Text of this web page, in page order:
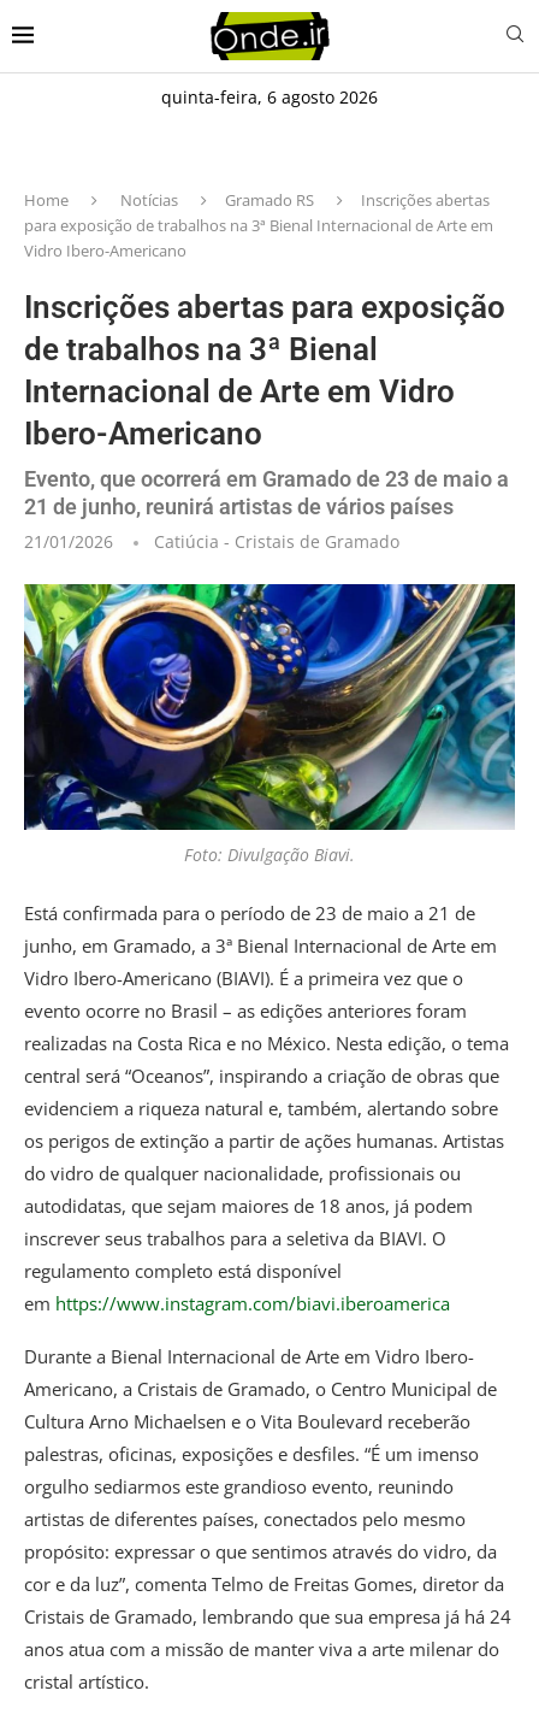
quinta-feira, 6 agosto 2026
Home Notícias Gramado RS
Inscrições abertas
para exposição de trabalhos na 3ª Bienal Internacional de Arte em
Vidro Ibero-Americano
Inscrições abertas para exposição
de trabalhos na 3ª Bienal
Internacional de Arte em Vidro
Ibero-Americano
Evento, que ocorrerá em Gramado de 23 de maio a
21 de junho, reunirá artistas de vários países
21/01/2026 Catiúcia - Cristais de Gramado
Foto: Divulgação Biavi.
Está confirmada para o período de 23 de maio a 21 de
junho, em Gramado, a 3ª Bienal Internacional de Arte em
Vidro Ibero-Americano (BIAVI). É a primeira vez que o
evento ocorre no Brasil – as edições anteriores foram
realizadas na Costa Rica e no México. Nesta edição, o tema
central será “Oceanos”, inspirando a criação de obras que
evidenciem a riqueza natural e, também, alertando sobre
os perigos de extinção a partir de ações humanas. Artistas
do vidro de qualquer nacionalidade, profissionais ou
autodidatas, que sejam maiores de 18 anos, já podem
inscrever seus trabalhos para a seletiva da BIAVI. O
regulamento completo está disponível
em https://www.instagram.com/biavi.iberoamerica
Durante a Bienal Internacional de Arte em Vidro Ibero-
Americano, a Cristais de Gramado, o Centro Municipal de
Cultura Arno Michaelsen e o Vita Boulevard receberão
palestras, oficinas, exposições e desfiles. “É um imenso
orgulho sediarmos este grandioso evento, reunindo
artistas de diferentes países, conectados pelo mesmo
propósito: expressar o que sentimos através do vidro, da
cor e da luz”, comenta Telmo de Freitas Gomes, diretor da
Cristais de Gramado, lembrando que sua empresa já há 24
anos atua com a missão de manter viva a arte milenar do
cristal artístico.